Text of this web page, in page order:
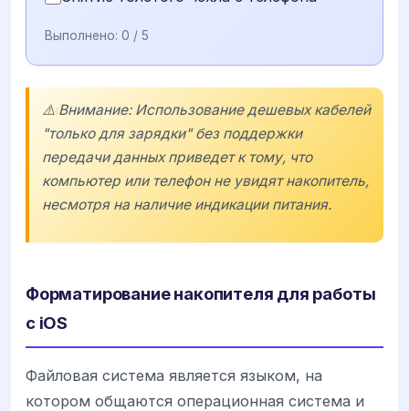
Выполнено: 0 / 5
⚠️ Внимание: Использование дешевых кабелей
"только для зарядки" без поддержки
передачи данных приведет к тому, что
компьютер или телефон не увидят накопитель,
несмотря на наличие индикации питания.
Форматирование накопителя для работы
с iOS
Файловая система является языком, на
котором общаются операционная система и